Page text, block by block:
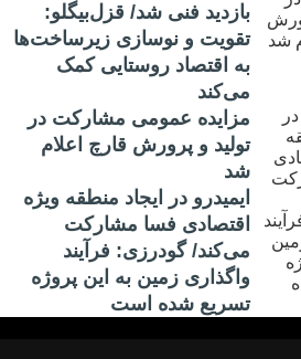
بازدید فنی شد/ قزل‌بیگلو:
تقویت و نوسازی زیرساخت‌ها
به اقتصاد روستایی کمک
می‌کند
مزایده عمومی مشارکت در
تولید و پرورش قارچ اعلام
شد
ایمیدرو در ایجاد منطقه ویژه
اقتصادی فسا مشارکت
می‌کند/ گودرزی: فرآیند
واگذاری زمین به این پروژه
تسریع شده است